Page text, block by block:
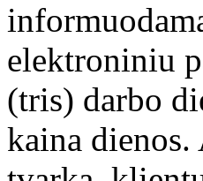
elektroniniu
(tris) darbo
kaina dienos.